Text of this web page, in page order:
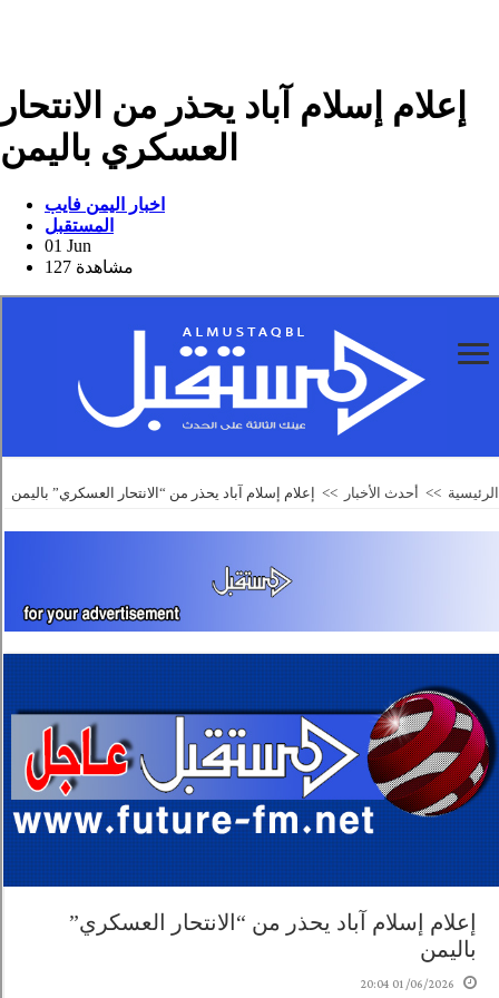
إعلام إسلام آباد يحذر من الانتحار
العسكري باليمن
اخبار اليمن فايب
المستقبل
01 Jun
127 مشاهدة